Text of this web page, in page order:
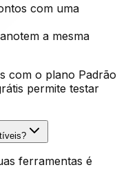
com uma
a mesma
com o plano Padrão
permite testar
ferramentas é